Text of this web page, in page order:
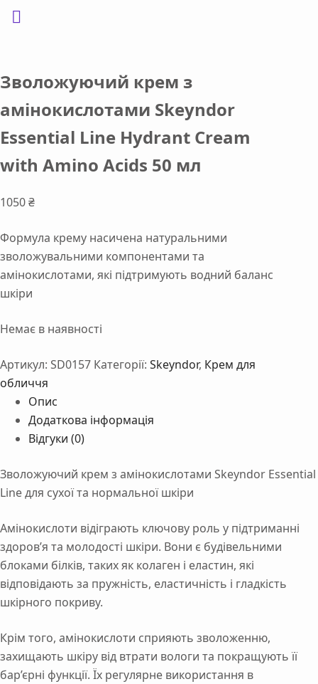
Зволожуючий крем з
амінокислотами Skeyndor
Essential Line Hydrant Cream
with Amino Acids 50 мл
1050₴
Формула крему насичена натуральними
зволожувальними компонентами та
амінокислотами, які підтримують водний баланс
шкіри
Немає в наявності
Артикул: SD0157 Категорії: Skeyndor, Крем для
обличчя
Опис
Додаткова інформація
Відгуки (0)
Зволожуючий крем з амінокислотами Skeyndor Essential
Line для сухої та нормальної шкіри
Амінокислоти відіграють ключову роль у підтриманні
здоров’я та молодості шкіри. Вони є будівельними
блоками білків, такихяк колаген і еластин, які
відповідають за пружність, еластичність і гладкість
шкірного покриву.
Крім того, амінокислоти сприяють зволоженню,
захищають шкіру від втрати вологи та покращують її
бар’єрні функції. Їх регулярне використання в